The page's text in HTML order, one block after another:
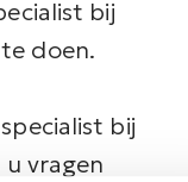
bij
doen.
bij
vragen